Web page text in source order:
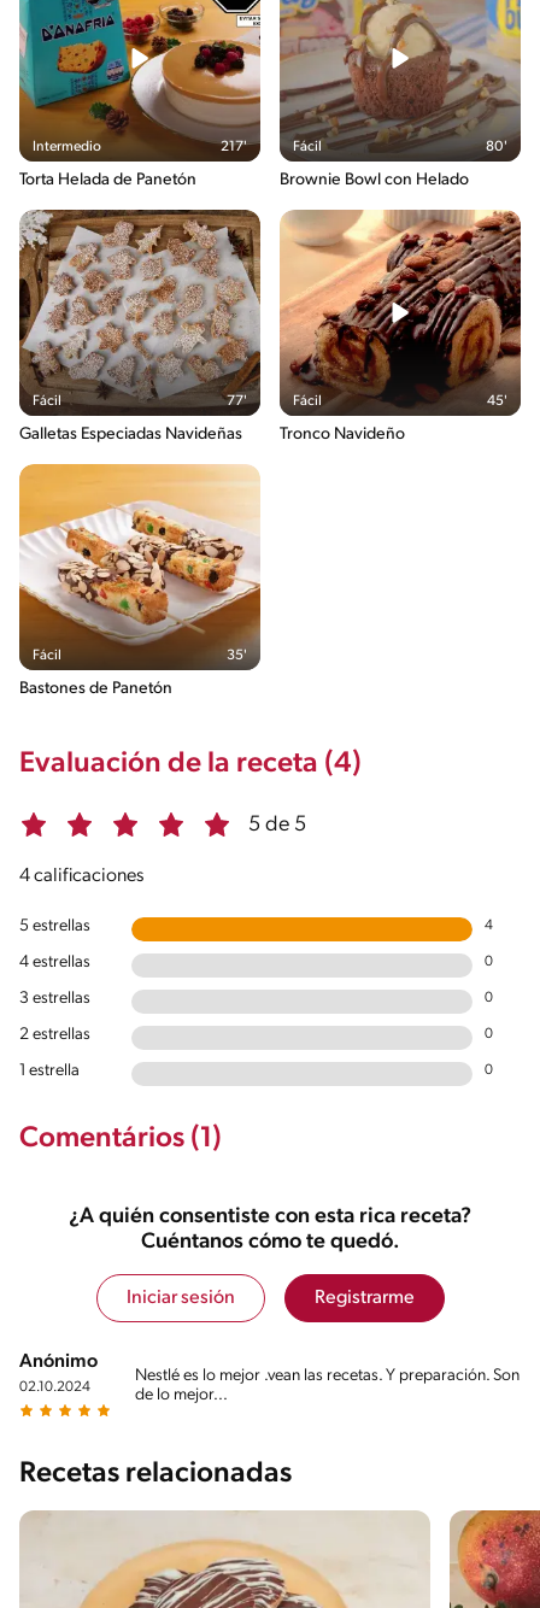
Intermedio 217'
Torta Helada de Panetón
Fácil 80'
Brownie Bowl con Helado
Fácil 77'
Galletas Especiadas Navideñas
Fácil 45'
Tronco Navideño
Fácil 35'
Bastones de Panetón
Evaluación de la receta (4)
5 de 5
4 calificaciones
5 estrellas 4
4 estrellas 0
3 estrellas 0
2 estrellas 0
1 estrella 0
Comentários (1)
¿A quién consentiste con esta rica receta?
Cuéntanos cómo te quedó.
Iniciar sesión Registrarme
Anónimo
02.10.2024
Nestlé es lo mejor .vean las recetas. Y preparación. Son
de lo mejor...
Recetas relacionadas